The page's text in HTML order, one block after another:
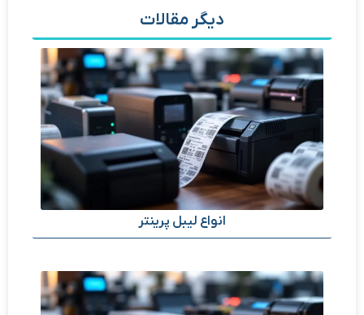
دیگر مقالات
انواع لیبل پرینتر